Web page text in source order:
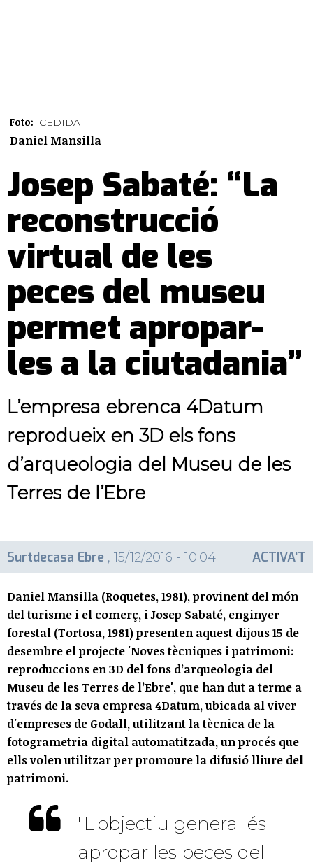
Foto: CEDIDA
Daniel Mansilla
Josep Sabaté: “La
reconstrucció
virtual de les
peces del museu
permet apropar-
les a la ciutadania”
L’empresa ebrenca 4Datum
reprodueix en 3D els fons
d’arqueologia del Museu de les
Terres de l’Ebre
Surtdecasa Ebre , 15/12/2016 - 10:04 ACTIVA'T
Daniel Mansilla (Roquetes, 1981), provinent del món
del turisme i el comerç, i Josep Sabaté, enginyer
forestal (Tortosa, 1981) presenten aquest dijous 15 de
desembre el projecte 'Noves tècniques i patrimoni:
reproduccions en 3D del fons d’arqueologia del
Museu de les Terres de l’Ebre', que han dut a terme a
través de la seva empresa 4Datum, ubicada al viver
d'empreses de Godall, utilitzant la tècnica de la
fotogrametria digital automatitzada, un procés que
ells volen utilitzar per promoure la difusió lliure del
patrimoni.
"L'objectiu general és
apropar les peces del